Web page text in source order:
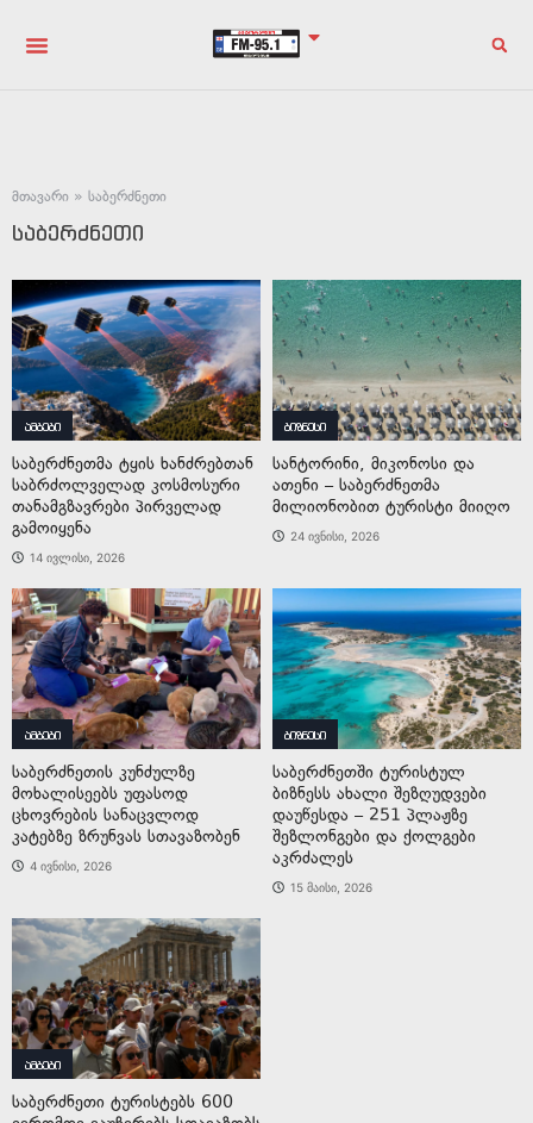
მთავარი » საბერძნეთი
საბერძნეთი
ამბები
საბერძნეთმა ტყის ხანძრებთან
საბრძოლველად კოსმოსური
თანამგზავრები პირველად
გამოიყენა
14 ივლისი, 2026
ბიზნესი
სანტორინი, მიკონოსი და
ათენი – საბერძნეთმა
მილიონობით ტურისტი მიიღო
24 ივნისი, 2026
ამბები
საბერძნეთის კუნძულზე
მოხალისეებს უფასოდ
ცხოვრების სანაცვლოდ
კატებზე ზრუნვას სთავაზობენ
4 ივნისი, 2026
ბიზნესი
საბერძნეთში ტურისტულ
ბიზნესს ახალი შეზღუდვები
დაუწესდა – 251 პლაჟზე
შეზლონგები და ქოლგები
აკრძალეს
15 მაისი, 2026
ამბები
საბერძნეთი ტურისტებს 600